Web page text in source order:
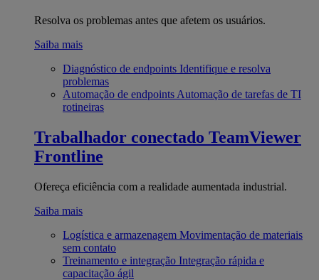
Resolva os problemas antes que afetem os usuários.
Saiba mais
Diagnóstico de endpoints Identifique e resolva
problemas
Automação de endpoints Automação de tarefas de TI
rotineiras
Trabalhador conectado TeamViewer
Frontline
Ofereça eficiência com a realidade aumentada industrial.
Saiba mais
Logística e armazenagem Movimentação de materiais
sem contato
Treinamento e integração Integração rápida e
capacitação ágil